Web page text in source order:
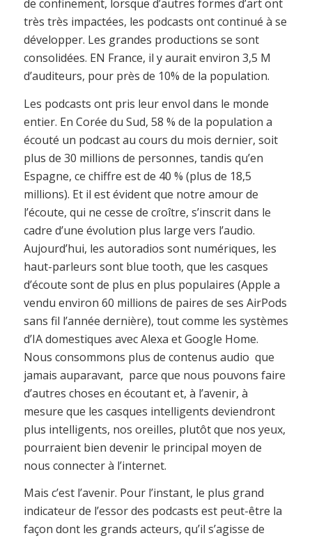
de confinement, lorsque d’autres formes d’art ont
très très impactées, les podcasts ont continué à se
développer. Les grandes productions se sont
consolidées. EN France, il y aurait environ 3,5 M
d’auditeurs, pour près de 10% de la population.
Les podcasts ont pris leur envol dans le monde
entier. En Corée du Sud, 58 % de la population a
écouté un podcast au cours du mois dernier, soit
plus de 30 millions de personnes, tandis qu’en
Espagne, ce chiffre est de 40 % (plus de 18,5
millions). Et il est évident que notre amour de
l’écoute, qui ne cesse de croître, s’inscrit dans le
cadre d’une évolution plus large vers l’audio.
Aujourd’hui, les autoradios sont numériques, les
haut-parleurs sont blue tooth, que les casques
d’écoute sont de plus en plus populaires (Apple a
vendu environ 60 millions de paires de ses AirPods
sans fil l’année dernière), tout comme les systèmes
d’IA domestiques avec Alexa et Google Home.
Nous consommons plus de contenus audio que
jamais auparavant, parce que nous pouvons faire
d’autres choses en écoutant et, à l’avenir, à
mesure que les casques intelligents deviendront
plus intelligents, nos oreilles, plutôt que nos yeux,
pourraient bien devenir le principal moyen de
nous connecter à l’internet.
Mais c’est l’avenir. Pour l’instant, le plus grand
indicateur de l’essor des podcasts est peut-être la
façon dont les grands acteurs, qu’il s’agisse de